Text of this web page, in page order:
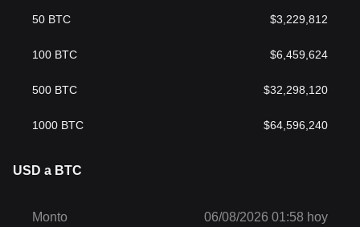
50 BTC $3,229,812
100 BTC $6,459,624
500 BTC $32,298,120
1000 BTC $64,596,240
USD a BTC
Monto 06/08/2026 01:58 hoy